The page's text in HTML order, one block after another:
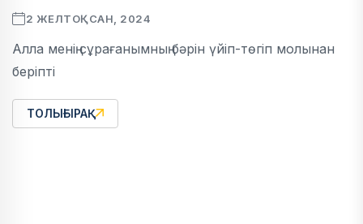
2 ЖЕЛТОҚСАН, 2024
Алла менің сұрағанымның бәрін үйіп-төгіп молынан
беріпті
ТОЛЫҒЫРАҚ